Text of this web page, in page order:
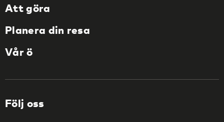
Att göra
Planera din resa
Vår ö
Följ oss